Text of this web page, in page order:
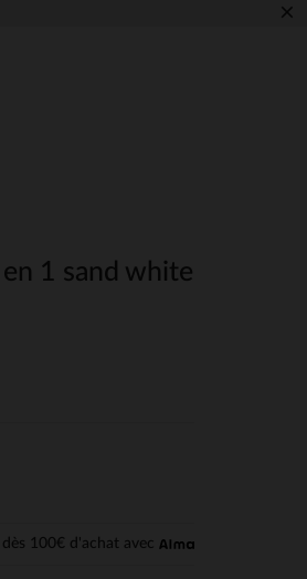
×
1 sand white
dès 100€ d'achat avec